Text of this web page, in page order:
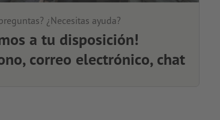
¿Necesitas ayuda?
a tu disposición!
correo electrónico, chat